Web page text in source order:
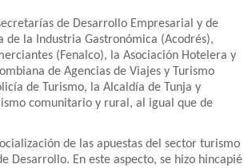
de Desarrollo Empresarial y de
de la Industria Gastronómica (Acodrés),
(Fenalco), la Asociación Hotelera y
de Agencias de Viajes y Turismo
de Turismo, la Alcaldía de Tunja y
comunitario y rural, al igual que de
de las apuestas del sector turismo
Desarrollo. En este aspecto, se hizo hincapié